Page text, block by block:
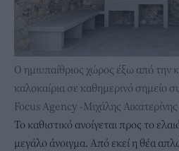
Ο ημιυπαίθριος χώρος έξω από την
καλοκαίρια σε καθημερινό σημείο
Focus Agency -Μιχάλης Αικατερίνης
Το καθιστικό ανοίγεται προς το
μεγάλο άνοιγμα. Από εκεί η θέα